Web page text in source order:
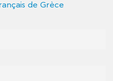
de Grèce